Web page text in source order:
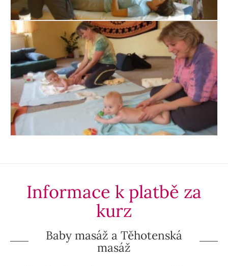
Informace k platbě za
kurz
Baby masáž a Těhotenská
masáž